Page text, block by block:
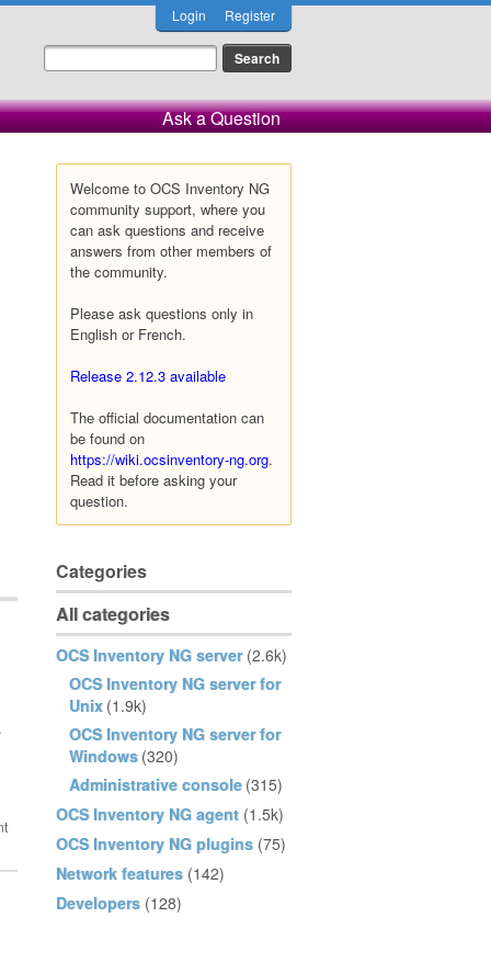
Login Register
Ask a Question
Welcome to OCS Inventory NG
community support, where you
can ask questions and receive
answers from other members of
the community.
Please ask questions only in
English or French.
Release 2.12.3 available
The official documentation can
be found on
https://wiki.ocsinventory-ng.org.
Read it before asking your
question.
Categories
All categories
OCS Inventory NG server (2.6k)
OCS Inventory NG server for
Unix (1.9k)
OCS Inventory NG server for
Windows (320)
Administrative console (315)
OCS Inventory NG agent (1.5k)
OCS Inventory NG plugins (75)
Network features (142)
Developers (128)